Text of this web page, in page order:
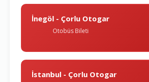
İnegöl - Çorlu Otogar
Otobüs Bileti
İstanbul - Çorlu Otogar